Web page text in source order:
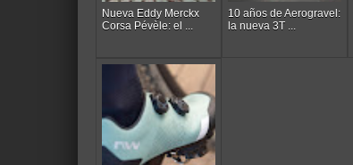
Nueva Eddy Merckx
Corsa Pévèle: el ...
10 años de Aerogravel:
la nueva 3T ...